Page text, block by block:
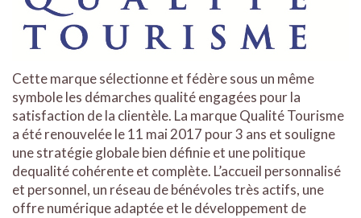
Cette marque sélectionne et fédère sous un même
symbole les démarches qualité engagées pour la
satisfaction de la clientèle. La marque Qualité Tourisme
a été renouvelée le 11 mai 2017 pour 3 ans et souligne
une stratégie globale bien définie et une politique
dequalité cohérente et complète. L’accueil personnalisé
et personnel, un réseau de bénévoles très actifs, une
offre numérique adaptée et le développement de